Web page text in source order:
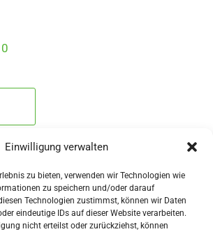
Einwilligung verwalten
zu bieten, verwenden wir Technologien wie
zu speichern und/oder darauf
Technologien zustimmst, können wir Daten
eindeutige IDs auf dieser Website verarbeiten.
nicht erteilst oder zurückziehst, können